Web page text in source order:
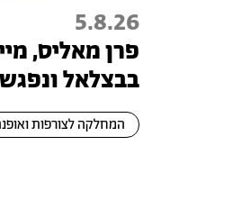
5.8.26
פרן מאליס,
בבצלאל
המחלקה לצורפות